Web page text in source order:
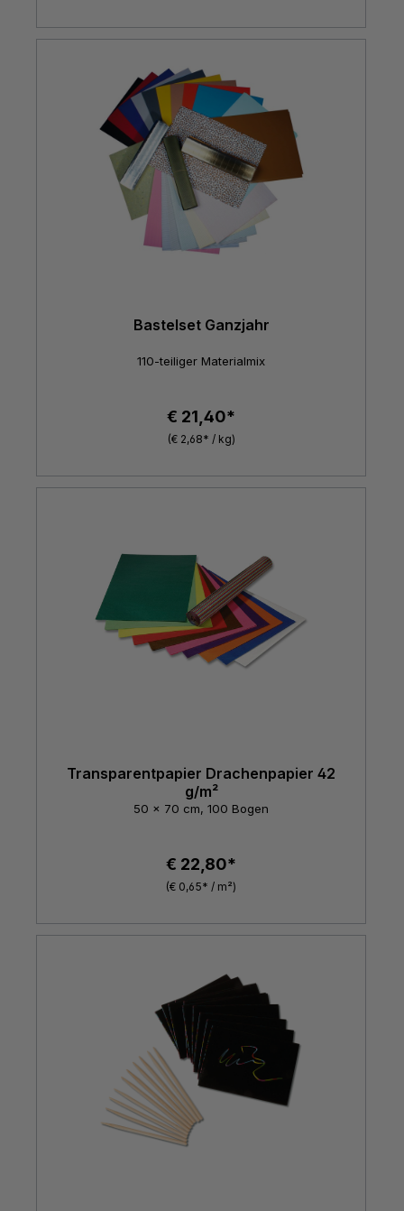
Bastelset Ganzjahr
110-teiliger Materialmix
€ 21,40*
(€ 2,68* / kg)
Transparentpapier Drachenpapier 42
g/m²
50 x 70 cm, 100 Bogen
€ 22,80*
(€ 0,65* / m²)